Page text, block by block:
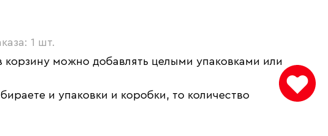
1 шт.
корзину можно добавлять целыми упаковками или
и упаковки и коробки, то количество